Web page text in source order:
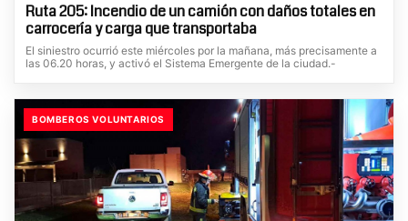
Ruta 205: Incendio de un camión con daños totales en
carrocería y carga que transportaba
El siniestro ocurrió este miércoles por la mañana, más precisamente a
las 06.20 horas, y activó el Sistema Emergente de la ciudad.-
BOMBEROS VOLUNTARIOS